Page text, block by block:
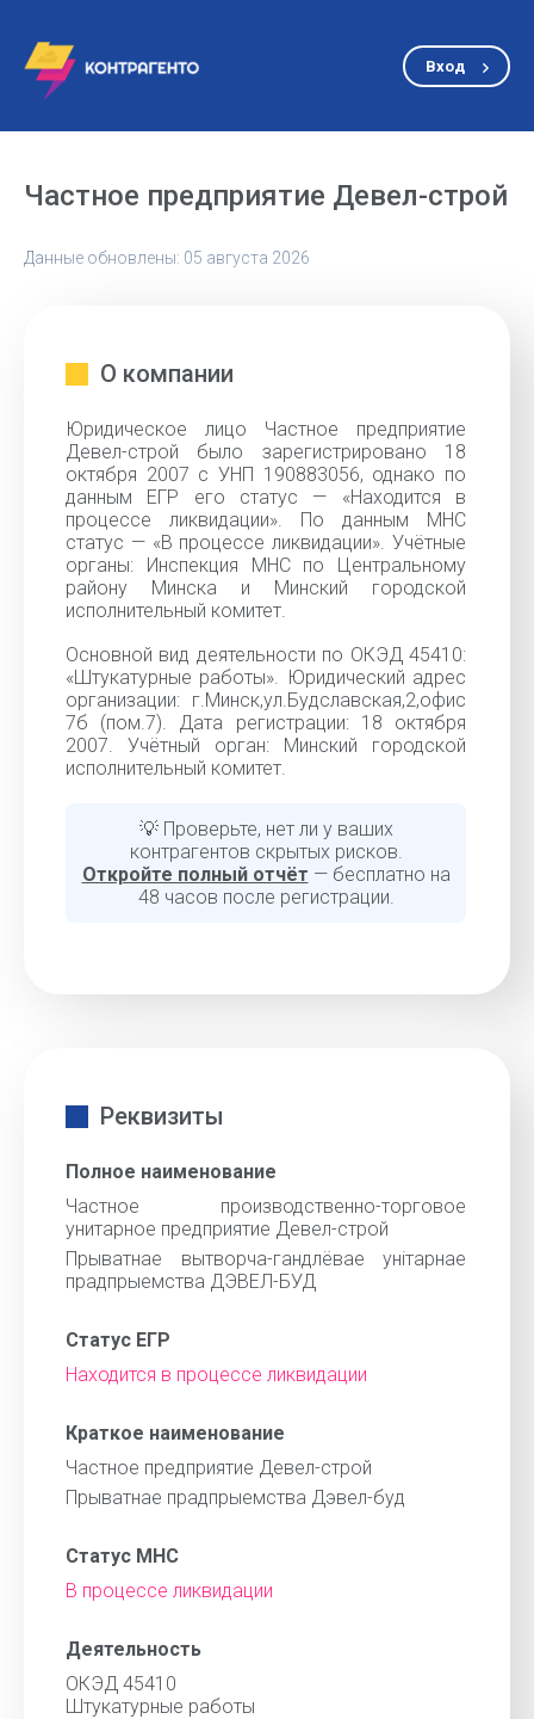
Вход
Частное предприятие Девел-строй
Данные обновлены: 05 августа 2026
О компании
Юридическое лицо Частное предприятие
Девел-строй было зарегистрировано 18
октября 2007 с УНП 190883056, однако по
данным ЕГР его статус — «Находится в
процессе ликвидации». По данным МНС
статус — «В процессе ликвидации». Учётные
органы: Инспекция МНС по Центральному
району Минска и Минский городской
исполнительный комитет.
Основной вид деятельности по ОКЭД 45410:
«Штукатурные работы». Юридический адрес
организации: г.Минск,ул.Будславская,2,офис
7б (пом.7). Дата регистрации: 18 октября
2007. Учётный орган: Минский городской
исполнительный комитет.
💡 Проверьте, нет ли у ваших
контрагентов скрытых рисков.
Откройте полный отчёт — бесплатно на
48 часов после регистрации.
Реквизиты
Полное наименование
Частное производственно-торговое
унитарное предприятие Девел-строй
Прыватнае вытворча-гандлёвае унiтарнае
прадпрыемства ДЭВЕЛ-БУД
Статус ЕГР
Находится в процессе ликвидации
Краткое наименование
Частное предприятие Девел-строй
Прыватнае прадпрыемства Дэвел-буд
Статус МНС
В процессе ликвидации
Деятельность
ОКЭД 45410
Штукатурные работы